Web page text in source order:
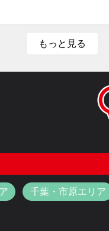
もっと見る
千葉・市原エリア